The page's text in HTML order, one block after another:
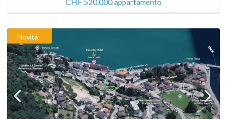
CHF 520.000appartamento
Novità